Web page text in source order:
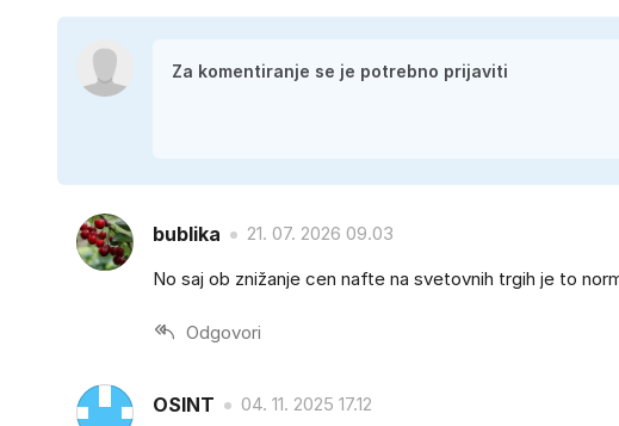
bublika
21. 07. 2026 09.03
No saj ob znižanje cen nafte na svetovnih trgih je to
Odgovori
OSINT 04. 11. 2025 17.12